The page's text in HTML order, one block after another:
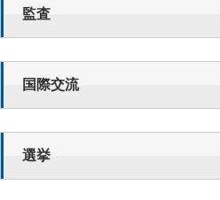
【パブリックコメント】「四日
るあらゆる差別を無くすことを
7月 31日
令和9年4月採用予定 四日市
7月 31日
監査
国際交流
選挙